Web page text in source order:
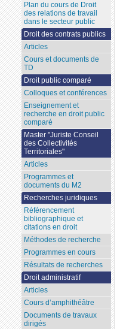
Plan du cours de Droit
des relations de travail
dans le secteur public
Droit des contrats publics
Articles
Cours et documents de
TD
Droit public comparé
Colloques et conférences
Enseignement et
recherche en droit public
comparé
Master "Juriste Conseil
des Collectivités
Territoriales"
Articles
Programmes et
documents du M2
Recherches juridiques
Référencement
bibliographique et
citations en droit
Méthodes de recherche
Programmes en cours
Résultats de recherches
Droit administratif
Articles
Cours d’amphithéâtre
Documents de travaux
dirigés